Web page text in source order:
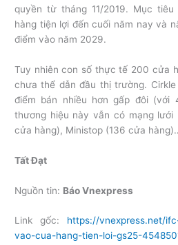
quyền từ tháng 11/2019. Mục
hàng tiện lợi đến cuối năm nay và
điểm vào năm 2029.
Tuy nhiên con số thực tế 200 cửa
chưa thể dẫn đầu thị trường.
điểm bán nhiều hơn gấp đôi (với
thương hiệu này vẫn có mạng lưới
cửa hàng), Ministop (136 cửa
Tất Đạt
Nguồn tin: Báo Vnexpress
Link gốc: https://vnexpress.net/
vao-cua-hang-tien-loi-gs25-